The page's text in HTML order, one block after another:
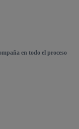
en todo el proceso